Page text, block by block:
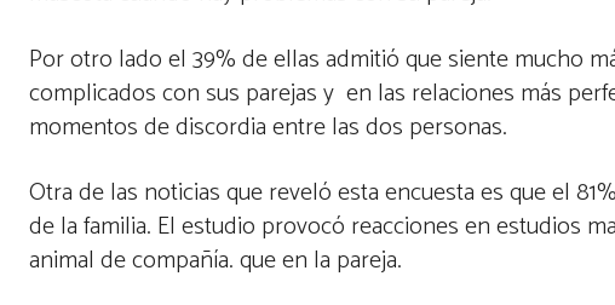
Por otro lado el 39% de ellas admitió que siente mucho
complicados con sus parejas y en las relaciones más
momentos de discordia entre las dos personas.
Otra de las noticias que reveló esta encuesta es que el
de la familia. El estudio provocó reacciones en estudios
animal de compañía. que en la pareja.